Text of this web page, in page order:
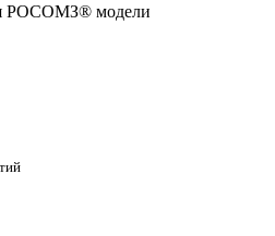
РОСОМЗ® модели